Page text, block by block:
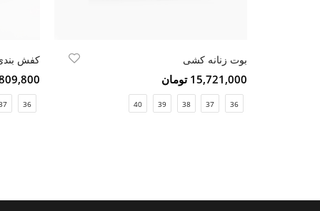
بوت زنانه کشی
15,721,000 تومان
36
37
38
39
40
کفش
9,809,800
36